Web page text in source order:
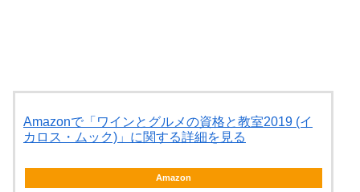
Amazonで「ワインとグルメの資格と教室2019 (イ
カロス・ムック)」に関する詳細を見る
Amazon